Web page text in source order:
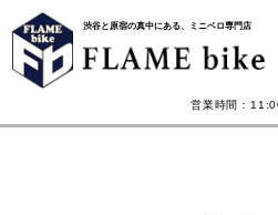
渋谷と原宿の真中にある、ミニベロ専門店
営業時間：